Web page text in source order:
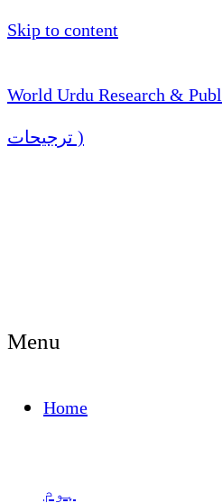
Skip to content
World Urdu Research &
ترجیحات )
Menu
Home
ہوم